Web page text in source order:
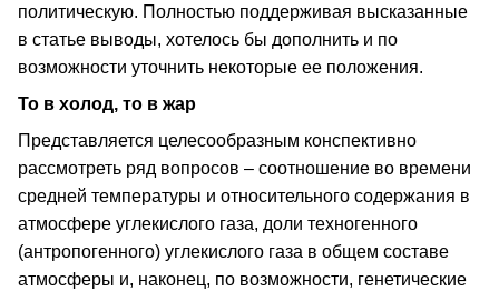
политическую. Полностью поддерживая высказанные
в статье выводы, хотелось бы дополнить и по
возможности уточнить некоторые ее положения.
То в холод, то в жар
Представляется целесообразным конспективно
рассмотреть ряд вопросов – соотношение во времени
средней температуры и относительного содержания в
атмосфере углекислого газа, доли техногенного
(антропогенного) углекислого газа в общем составе
атмосферы и, наконец, по возможности, генетические